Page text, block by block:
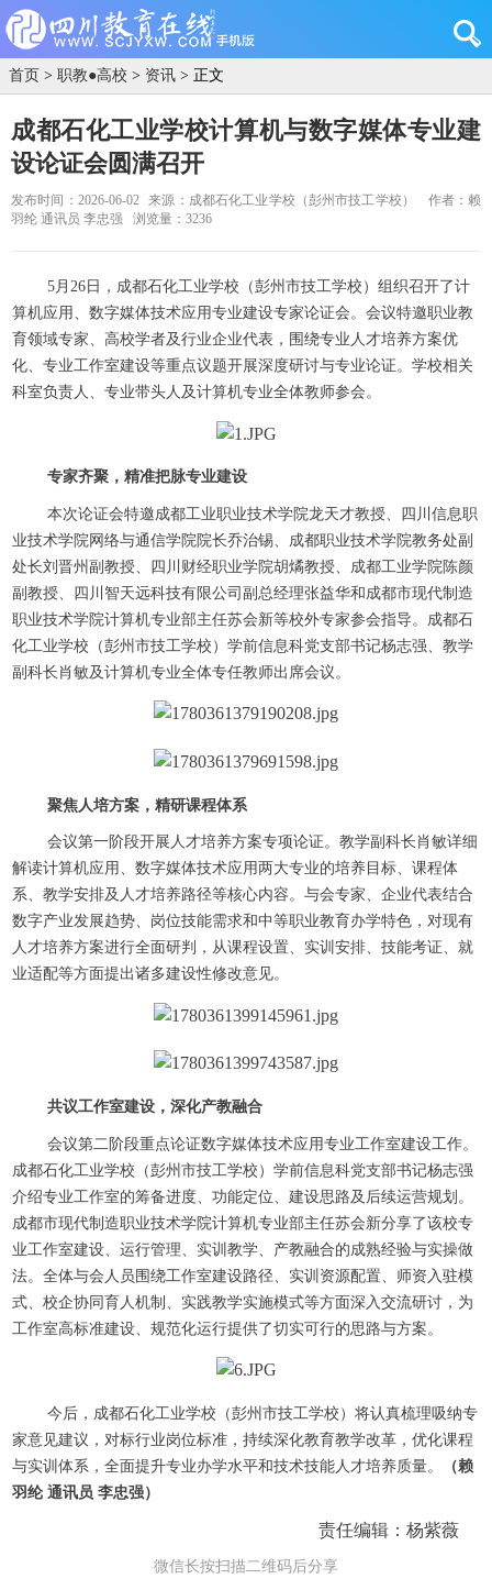
首页 > 职教●高校 > 资讯 > 正文
成都石化工业学校计算机与数字媒体专业建
设论证会圆满召开
发布时间：2026-06-02 来源：成都石化工业学校（彭州市技工学校）
作者：赖
羽纶 通讯员 李忠强
浏览量：3236
5月26日，成都石化工业学校（彭州市技工学校）组织召开了计
算机应用、数字媒体技术应用专业建设专家论证会。会议特邀职业教
育领域专家、高校学者及行业企业代表，围绕专业人才培养方案优
化、专业工作室建设等重点议题开展深度研讨与专业论证。学校相关
科室负责人、专业带头人及计算机专业全体教师参会。
专家齐聚，精准把脉专业建设
本次论证会特邀成都工业职业技术学院龙天才教授、四川信息职
业技术学院网络与通信学院院长乔治锡、成都职业技术学院教务处副
处长刘晋州副教授、四川财经职业学院胡燏教授、成都工业学院陈颜
副教授、四川智天远科技有限公司副总经理张益华和成都市现代制造
职业技术学院计算机专业部主任苏会新等校外专家参会指导。成都石
化工业学校（彭州市技工学校）学前信息科党支部书记杨志强、教学
副科长肖敏及计算机专业全体专任教师出席会议。
聚焦人培方案，精研课程体系
会议第一阶段开展人才培养方案专项论证。教学副科长肖敏详细
解读计算机应用、数字媒体技术应用两大专业的培养目标、课程体
系、教学安排及人才培养路径等核心内容。与会专家、企业代表结合
数字产业发展趋势、岗位技能需求和中等职业教育办学特色，对现有
人才培养方案进行全面研判，从课程设置、实训安排、技能考证、就
业适配等方面提出诸多建设性修改意见。
共议工作室建设，深化产教融合
会议第二阶段重点论证数字媒体技术应用专业工作室建设工作。
成都石化工业学校（彭州市技工学校）学前信息科党支部书记杨志强
介绍专业工作室的筹备进度、功能定位、建设思路及后续运营规划。
成都市现代制造职业技术学院计算机专业部主任苏会新分享了该校专
业工作室建设、运行管理、实训教学、产教融合的成熟经验与实操做
法。全体与会人员围绕工作室建设路径、实训资源配置、师资入驻模
式、校企协同育人机制、实践教学实施模式等方面深入交流研讨，为
工作室高标准建设、规范化运行提供了切实可行的思路与方案。
今后，成都石化工业学校（彭州市技工学校）将认真梳理吸纳专
家意见建议，对标行业岗位标准，持续深化教育教学改革，优化课程
与实训体系，全面提升专业办学水平和技术技能人才培养质量。
（赖
羽纶 通讯员 李忠强）
责任编辑：杨紫薇
微信长按扫描二维码后分享